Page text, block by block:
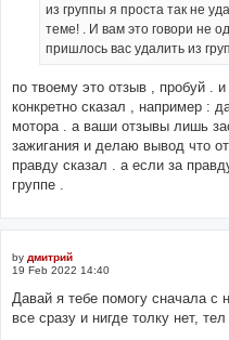
из группы я проста так не
теме! . И вам это говори не
пришлось вас удалить из
по твоему это отзыв , пробуй .
конкретно сказал , например :
мотора . а ваши отзывы лишь
зажигания и делаю вывод что
правду сказал . а если за
группе .
by дмитрий
19 Feb 2022 14:40
Давай я тебе помогу сначала с
все сразу и нигде толку нет,